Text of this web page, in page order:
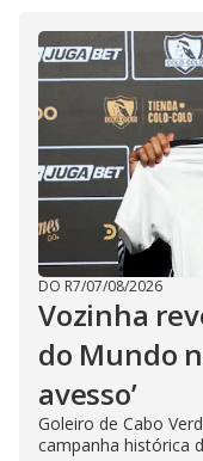
DO R7/07/08/2026
Vozinha
do Mundo
avesso’
Goleiro de Cabo
campanha histórica